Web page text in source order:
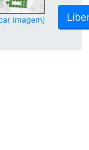
imagem]